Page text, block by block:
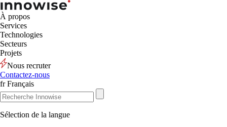
À propos
Services
Technologies
Secteurs
Projets
Nous recruter
Contactez-nous
fr Français
Sélection de la langue